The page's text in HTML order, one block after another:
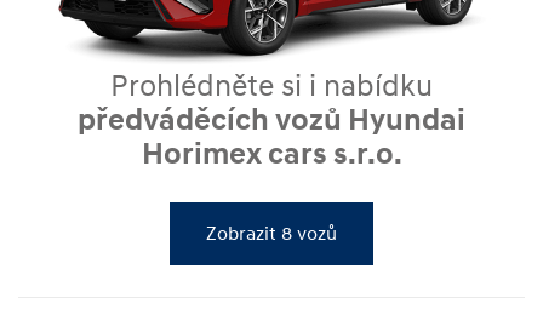
Prohlédněte si i nabídku
předváděcích vozů Hyundai
Horimex cars s.r.o.
Zobrazit 8 vozů